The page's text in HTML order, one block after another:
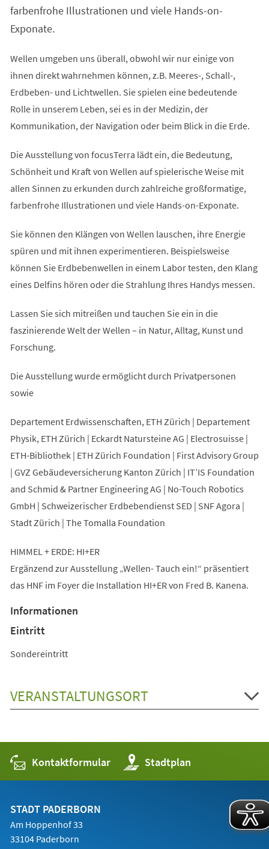
farbenfrohe Illustrationen und viele Hands-on-
Exponate.
Wellen umgeben uns überall, obwohl wir nur einige von
ihnen direkt wahrnehmen können, z.B. Meeres-, Schall-,
Erdbeben- und Lichtwellen. Sie spielen eine bedeutende
Rolle in unserem Leben, sei es in der Medizin, der
Kommunikation, der Navigation oder beim Blick in die Erde.
Die Ausstellung von focusTerra lädt ein, die Bedeutung,
Schönheit und Kraft von Wellen auf spielerische Weise mit
allen Sinnen zu erkunden durch zahlreiche großformatige,
farbenfrohe Illustrationen und viele Hands-on-Exponate.
Sie können den Klängen von Wellen lauschen, ihre Energie
spüren und mit ihnen experimentieren. Beispielsweise
können Sie Erdbebenwellen in einem Labor testen, den Klang
eines Delfins hören oder die Strahlung Ihres Handys messen.
Lassen Sie sich mitreißen und tauchen Sie ein in die
faszinierende Welt der Wellen – in Natur, Alltag, Kunst und
Forschung.
Die Ausstellung wurde ermöglicht durch Privatpersonen
sowie
Departement Erdwissenschaften, ETH Zürich | Departement
Physik, ETH Zürich | Eckardt Natursteine AG | Electrosuisse |
ETH-Bibliothek | ETH Zürich Foundation | First Advisory Group
| GVZ Gebäudeversicherung Kanton Zürich | IT’IS Foundation
and Schmid & Partner Engineering AG | No-Touch Robotics
GmbH | Schweizerischer Erdbebendienst SED | SNF Agora |
Stadt Zürich | The Tomalla Foundation
HIMMEL + ERDE: HI+ER
Ergänzend zur Ausstellung „Wellen- Tauch ein!“ präsentiert
das HNF im Foyer die Installation HI+ER von Fred B. Kanena.
Informationen
Eintritt
Sondereintritt
VERANSTALTUNGSORT
Kontaktformular Stadtplan
(Öffnet
in
einem
STADT PADERBORN
Am Hoppenhof 33
33104 Paderborn